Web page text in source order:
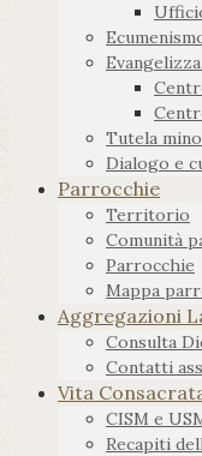
Tutela
Dialogo e
Parrocchie
Territorio
Comunità
Parrocchie
Mappa
Aggregazioni
Consulta
Contatti
Vita
CISM e
Recapiti